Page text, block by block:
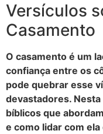
Versículos
Casamento
O casamento é um
confiança entre os
pode quebrar esse
devastadores.
bíblicos que
e como lidar com